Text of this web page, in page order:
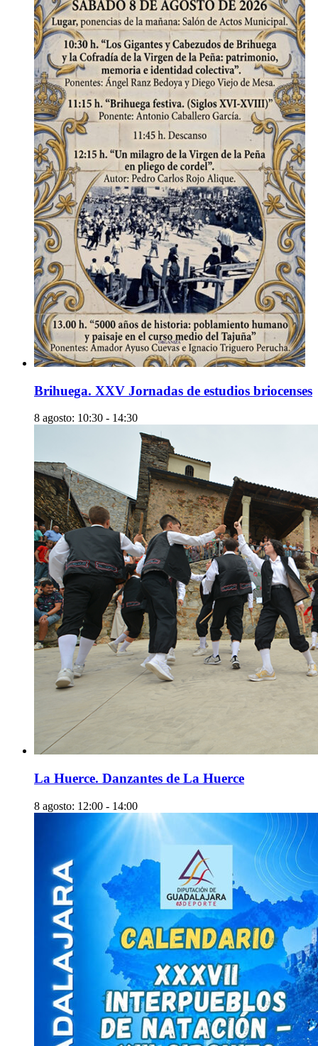
Brihuega. XXV Jornadas de estudios briocenses
8 agosto: 10:30 - 14:30
La Huerce. Danzantes de La Huerce
8 agosto: 12:00 - 14:00